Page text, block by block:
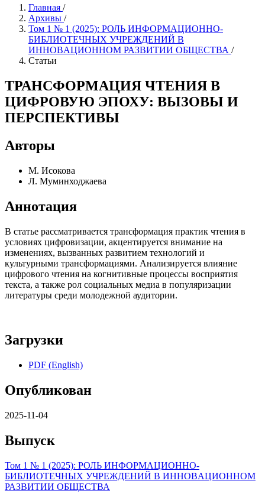
Главная /
Архивы /
Том 1 № 1 (2025): РОЛЬ ИНФОРМAЦИОННО-
БИБЛИОТЕЧНЫХ УЧРЕЖДЕНИЙ В
ИННОВAЦИОННОМ РАЗВИТИИ ОБЩЕСТВА /
Статьи
ТРАНСФОРМАЦИЯ ЧТЕНИЯ В
ЦИФРОВУЮ ЭПОХУ: ВЫЗОВЫ И
ПЕРСПЕКТИВЫ
Авторы
М. Исокова
Л. Муминходжаева
Аннотация
В статье рассматривается трансформация практик чтения в
условиях цифровизации, акцентируется внимание на
изменениях, вызванных развитием технологий и
культурными трансформациями. Анализируется влияние
цифрового чтения на когнитивные процессы восприятия
текста, а также рол социальных медиа в популяризации
литературы среди молодежной аудитории.
Загрузки
PDF (English)
Опубликован
2025-11-04
Выпуск
Том 1 № 1 (2025): РОЛЬ ИНФОРМAЦИОННО-
БИБЛИОТЕЧНЫХ УЧРЕЖДЕНИЙ В ИННОВAЦИОННОМ
РАЗВИТИИ ОБЩЕСТВА